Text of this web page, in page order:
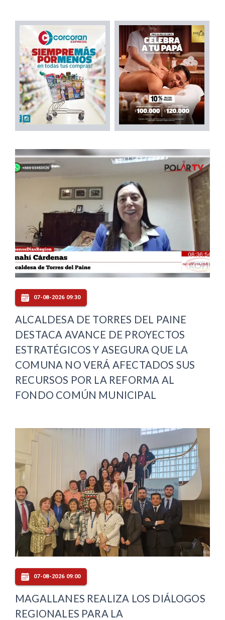
07-08-2026 09:30
ALCALDESA DE TORRES DEL PAINE
DESTACA AVANCE DE PROYECTOS
ESTRATÉGICOS Y ASEGURA QUE LA
COMUNA NO VERÁ AFECTADOS SUS
RECURSOS POR LA REFORMA AL
FONDO COMÚN MUNICIPAL
07-08-2026 09:00
MAGALLANES REALIZA LOS DIÁLOGOS
REGIONALES PARA LA